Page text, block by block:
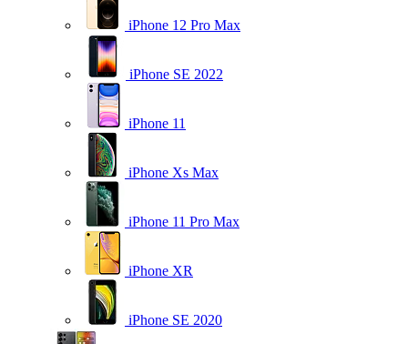
iPhone 12 Pro Max
iPhone SE 2022
iPhone 11
iPhone Xs Max
iPhone 11 Pro Max
iPhone XR
iPhone SE 2020